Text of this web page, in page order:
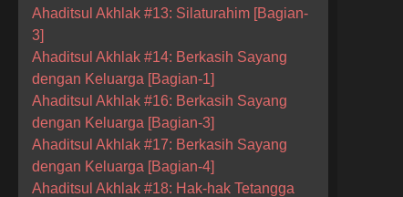
Ahaditsul Akhlak #13: Silaturahim [Bagian-
3]
Ahaditsul Akhlak #14: Berkasih Sayang
dengan Keluarga [Bagian-1]
Ahaditsul Akhlak #16: Berkasih Sayang
dengan Keluarga [Bagian-3]
Ahaditsul Akhlak #17: Berkasih Sayang
dengan Keluarga [Bagian-4]
Ahaditsul Akhlak #18: Hak-hak Tetangga